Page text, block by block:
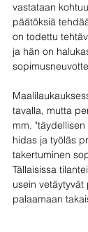
vastataan
päätöksiä
on todettu
ja hän on
tavalla, mutta
mm.
hidas ja työläs
takertuminen
Tällaisissa
usein
palaamaan